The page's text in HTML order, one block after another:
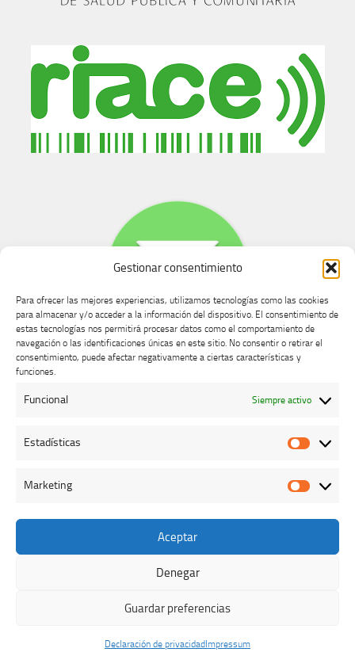
Gestionar consentimiento
Para ofrecer las mejores experiencias, utilizamos tecnologías como las cookies
para almacenar y/o acceder a la información del dispositivo. El consentimiento de
estas tecnologías nos permitirá procesar datos como el comportamiento de
navegación o las identificaciones únicas en este sitio. No consentir o retirar el
consentimiento, puede afectar negativamente a ciertas características y
funciones.
Funcional Siempre activo
Estadísticas
Marketing
Aceptar
Denegar
Guardar preferencias
Declaración de privacidad Impressum
Buzón de dudas, quejas y sugerencias
Colegio Oficial de Veterinarios de Cáceres © 2026. Todos los
- Diseñado con el